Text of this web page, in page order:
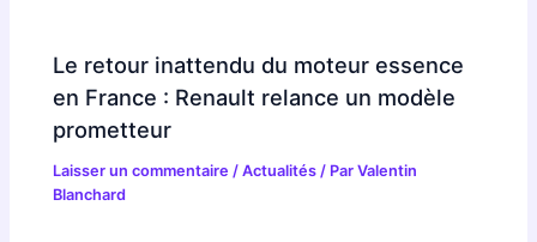
Le retour inattendu du moteur essence
en France : Renault relance un modèle
prometteur
Laisser un commentaire /Actualités / ParValentin
Blanchard